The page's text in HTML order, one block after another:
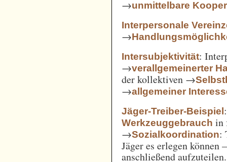
→unmittelbare
Interpersonale
→
Intersubjektivität:
→verallgemeinerter
der kollektiven →
→allgemeiner
Jäger-Treiber-Beispiel
Werkzeuggebrauch in
→Sozialkoordination:
Jäger es erlegen
anschließend aufzuteilen.